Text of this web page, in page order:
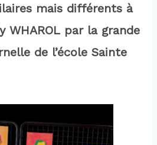
mais différents à
WHAROL par la grande
de l’école Sainte